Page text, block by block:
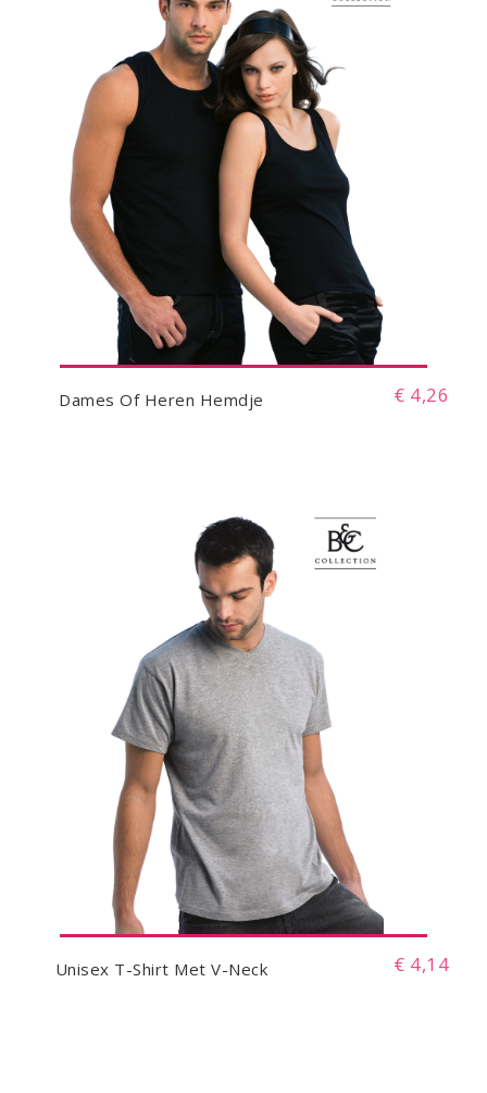
Dames Of Heren Hemdje € 4,26
Unisex T-Shirt Met V-Neck € 4,14